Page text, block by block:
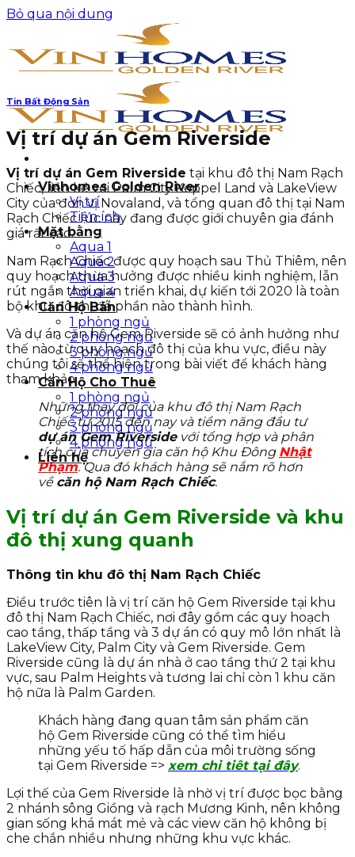
Bỏ qua nội dung
Vinhomes Golden River
Vị trí
Tiện ích
Mặt bằng
Aqua 1
Aqua 2
Aqua 3
Aqua 4
Căn Hộ Bán
1 phòng ngủ
2 phòng ngủ
3 phòng ngủ
4 phòng ngủ
Căn Hộ Cho Thuê
1 phòng ngủ
2 phòng ngủ
3 phòng ngủ
4 phòng ngủ
Liên hệ
Tin Bất Động Sản
Vị trí dự án Gem Riverside
Vị trí dự án Gem Riverside tại khu đô thị Nam Rạch
Chiếc, liền kề với Palm City Keppel Land và LakeView
City của đơn vị Novaland, và tổng quan đô thị tại Nam
Rạch Chiếc lúc này đang được giới chuyên gia đánh
giá rất cao.
Nam Rạch Chiếc được quy hoạch sau Thủ Thiêm, nên
quy hoạch thừa hưởng được nhiều kinh nghiệm, lẫn
rút ngắn thời gian triển khai, dự kiến tới 2020 là toàn
bộ khu đô thị đã phần nào thành hình.
Và dự án căn hộ Gem Riverside sẽ có ảnh hưởng như
thế nào từ quy hoạch đô thị của khu vực, điều này
chúng tôi sẽ thể hiện trong bài viết để khách hàng
tham khảo.
Những thay đổi của khu đô thị Nam Rạch
Chiếc từ 2015 đến nay và tiềm năng đầu tư
dự án Gem Riversidevới tổng hợp và phân
tích của chuyên gia căn hộ Khu Đông Nhật
Phạm. Qua đó khách hàng sẽ nắm rõ hơn
về căn hộ Nam Rạch Chiếc.
Vị trí dự án Gem Riverside và khu
đô thị xung quanh
Thông tin khu đô thị Nam Rạch Chiếc
Điều trước tiên là vị trí căn hộ Gem Riverside tại khu
đô thị Nam Rạch Chiếc, nơi đây gồm các quy hoạch
cao tầng, thấp tầng và 3 dự án có quy mô lớn nhất là
LakeView City, Palm City và Gem Riverside. Gem
Riverside cũng là dự án nhà ở cao tầng thứ 2 tại khu
vực, sau Palm Heights và tương lai chỉ còn 1 khu căn
hộ nữa là Palm Garden.
Khách hàng đang quan tâm sản phẩm căn
hộ Gem Riverside cũng có thể tìm hiểu
những yếu tố hấp dẫn của môi trường sống
tại Gem Riverside => xem chi tiêt tại đây.
Lợi thế của Gem Riverside là nhờ vị trí được bọc bằng
2 nhánh sông Giồng và rạch Mương Kinh, nên không
gian sống khá mát mẻ và các view căn hộ không bị
che chắn nhiều nhưng những khu vực khác.